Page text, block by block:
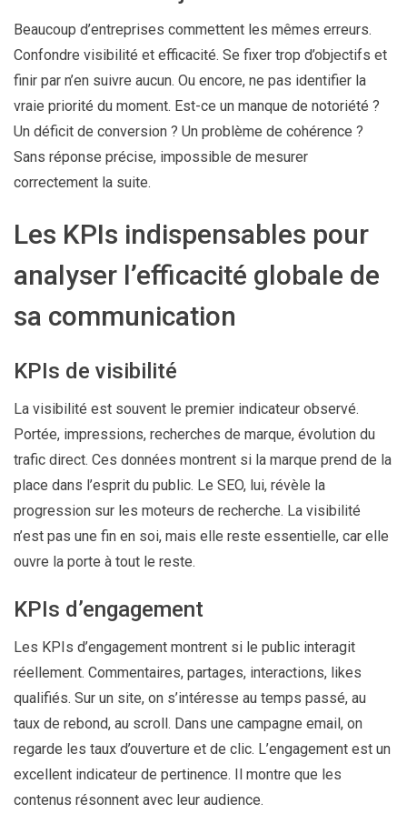
Beaucoup d’entreprises commettent les mêmes erreurs.
Confondre visibilité et efficacité. Se fixer trop d’objectifs et
finir par n’en suivre aucun. Ou encore, ne pas identifier la
vraie priorité du moment. Est-ce un manque de notoriété ?
Un déficit de conversion ? Un problème de cohérence ?
Sans réponse précise, impossible de mesurer
correctement la suite.
Les KPIs indispensables pour
analyser l’efficacité globale de
sa communication
KPIs de visibilité
La visibilité est souvent le premier indicateur observé.
Portée, impressions, recherches de marque, évolution du
trafic direct. Ces données montrent si la marque prend de la
place dans l’esprit du public. Le SEO, lui, révèle la
progression sur les moteurs de recherche. La visibilité
n’est pas une fin en soi, mais elle reste essentielle, car elle
ouvre la porte à tout le reste.
KPIs d’engagement
Les KPIs d’engagement montrent si le public interagit
réellement. Commentaires, partages, interactions, likes
qualifiés. Sur un site, on s’intéresse au temps passé, au
taux de rebond, au scroll. Dans une campagne email, on
regarde les taux d’ouverture et de clic. L’engagement est un
excellent indicateur de pertinence. Il montre que les
contenus résonnent avec leur audience.